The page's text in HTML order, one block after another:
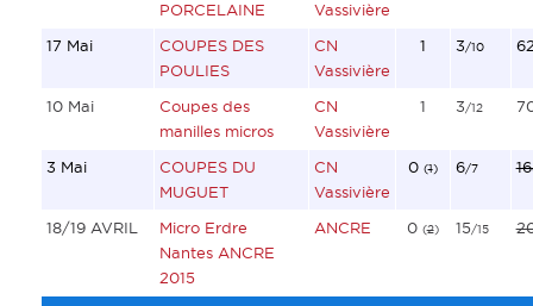
PORCELAINE
Vassivière
17 Mai
COUPES DES
POULIES
CN
Vassivière
1 3/10
10 Mai
Coupes des
manilles micros
CN
Vassivière
1 3/12
3 Mai
COUPES DU
MUGUET
CN
Vassivière
0 (1) 6/7
18/19 AVRIL
Micro Erdre
Nantes ANCRE
2015
ANCRE 0 (2) 15/15